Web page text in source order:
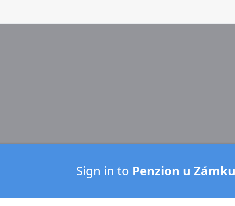
Sign in to Penzion u Zámku